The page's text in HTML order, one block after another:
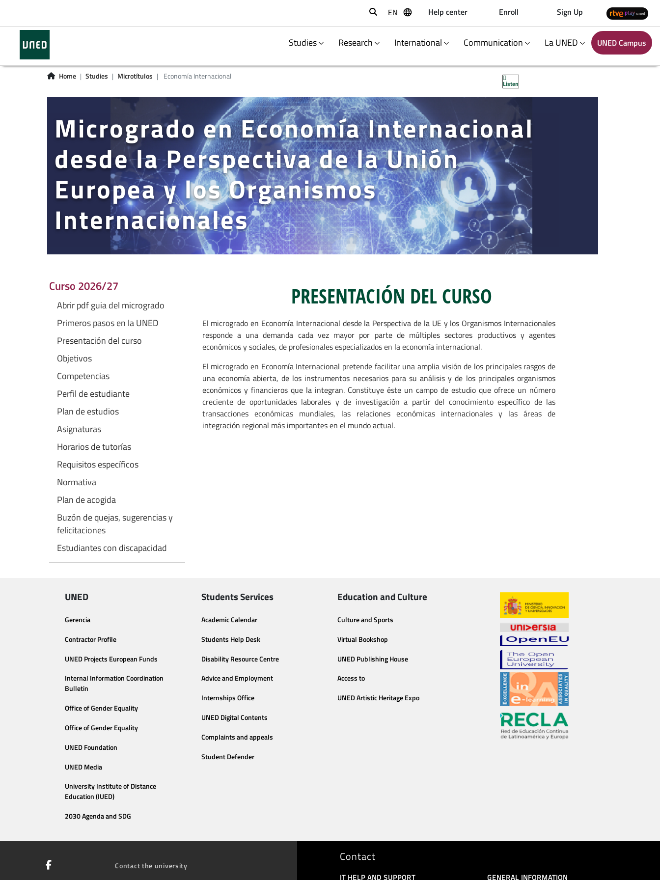
Buscar
EN Help center Enroll Sign Up
Studies Research International Communication La UNED UNED Campus
Home Studies Microtítulos Economía Internacional
Listen
Microgrado en Economía Internacional
desde la Perspectiva de la Unión
Europea y los Organismos
Internacionales
Curso 2026/27
Abrir pdf guia del microgrado
Primeros pasos en la UNED
Presentación del curso
Objetivos
Competencias
Perfil de estudiante
Plan de estudios
Asignaturas
Horarios de tutorías
Requisitos específicos
Normativa
Plan de acogida
Buzón de quejas, sugerencias y
felicitaciones
Estudiantes con discapacidad
PRESENTACIÓN DEL CURSO
El microgrado en Economía Internacional desde la Perspectiva de la UE y los Organismos Internacionales
responde a una demanda cada vez mayor por parte de múltiples sectores productivos y agentes
económicos y sociales, de profesionales especializados en la economía internacional.
El microgrado en Economía Internacional pretende facilitar una amplia visión de los principales rasgos de
una economía abierta, de los instrumentos necesarios para su análisis y de los principales organismos
económicos y financieros que la integran. Constituye éste un campo de estudio que ofrece un número
creciente de oportunidades laborales y de investigación a partir del conocimiento específico de las
transacciones económicas mundiales, las relaciones económicas internacionales y las áreas de
integración regional más importantes en el mundo actual.
UNED
Gerencia
Contractor Profile
UNED Projects European Funds
Internal Information Coordination
Bulletin
Office of Gender Equality
Office of Gender Equality
UNED Foundation
UNED Media
University Institute of Distance
Education (IUED)
2030 Agenda and SDG
Students Services
Academic Calendar
Students Help Desk
Disability Resource Centre
Advice and Employment
Internships Office
UNED Digital Contents
Complaints and appeals
Student Defender
Education and Culture
Culture and Sports
Virtual Bookshop
UNED Publishing House
Access to
UNED Artistic Heritage Expo
Contact the university
Contact
IT HELP AND SUPPORT GENERAL INFORMATION